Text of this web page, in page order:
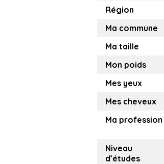
Région
Ma commune
Ma taille
Mon poids
Mes yeux
Mes cheveux
Ma profession
Niveau
d’études